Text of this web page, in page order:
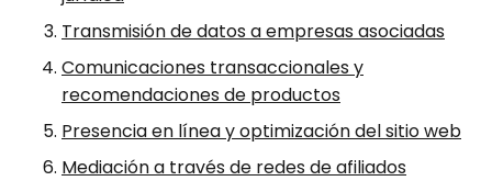
Transmisión de datos a empresas asociadas
Comunicaciones transaccionales y
recomendaciones de productos
Presencia en línea y optimización del sitio web
Mediación a través de redes de afiliados